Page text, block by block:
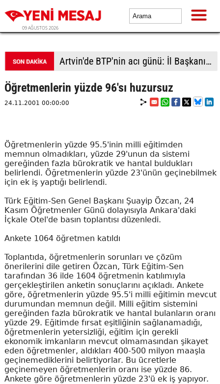
09 AĞUSTOS 2026
Artvin'de BTP'nin acı günü: İl Başkanı Keskin'in kardeşi son yolculuğuna uğurlandı
Öğretmenlerin yüzde 96'sı huzursuz
24.11.2001 00:00:00
Öğretmenlerin yüzde 95.5'inin milli eğitimden
memnun olmadıkları, yüzde 29'unun da sistemi
gereğinden fazla bürokratik ve hantal buldukları
belirlendi. Öğretmenlerin yüzde 23'ünün geçinebilmek
için ek iş yaptığı belirlendi.
Türk Eğitim-Sen Genel Başkanı Şuayip Özcan, 24
Kasım Öğretmenler Günü dolayısıyla Ankara'daki
İçkale Otel'de basın toplantısı düzenledi.
Ankete 1064 öğretmen katıldı
Toplantıda, öğretmenlerin sorunları ve çözüm
önerilerini dile getiren Özcan, Türk Eğitim-Sen
tarafından 36 ilde 1604 öğretmenin katılımıyla
gerçekleştirilen anketin sonuçlarını açıkladı. Ankete
göre, öğretmenlerin yüzde 95.5'i milli eğitimin mevcut
durumundan memnun değil. Milli eğitim sistemini
gereğinden fazla bürokratik ve hantal bulanların oranı
yüzde 29. Eğitimde fırsat eşitliğinin sağlanamadığı,
öğretmenlerin yetersizliği, eğitim için gerekli
ekonomik imkanların mevcut olmamasından şikayet
eden öğretmenler, aldıkları 400-500 milyon maaşla
geçinemediklerini belirtiyorlar. Bu ücretlerle
geçinemeyen öğretmenlerin oranı ise yüzde 86.
Ankete göre öğretmenlerin yüzde 23'ü ek iş yapıyor.